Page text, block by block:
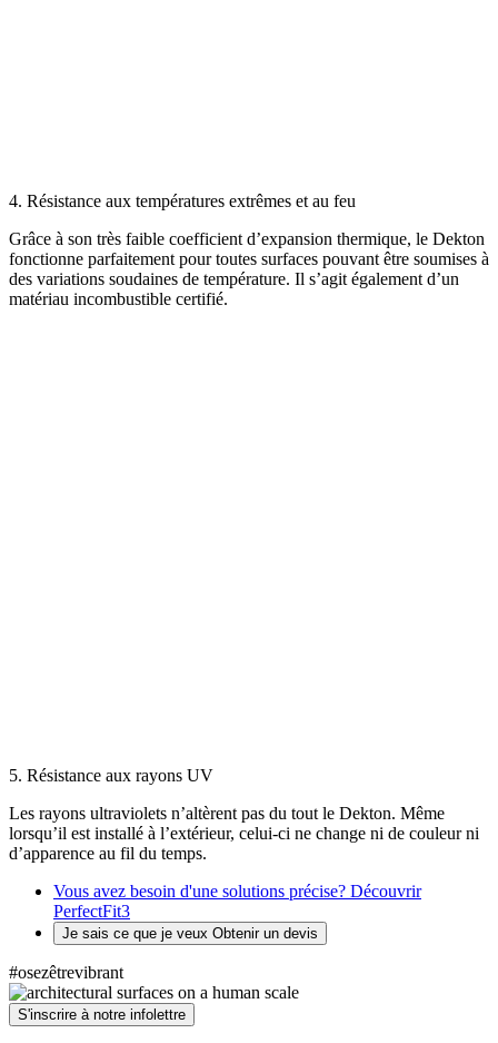
4. Résistance aux températures extrêmes et au feu
Grâce à son très faible coefficient d’expansion thermique, le Dekton
fonctionne parfaitement pour toutes surfaces pouvant être soumises à
des variations soudaines de température. Il s’agit également d’un
matériau incombustible certifié.
5. Résistance aux rayons UV
Les rayons ultraviolets n’altèrent pas du tout le Dekton. Même
lorsqu’il est installé à l’extérieur, celui-ci ne change ni de couleur ni
d’apparence au fil du temps.
Vous avez besoin d'une solutions précise? Découvrir
PerfectFit3
Je sais ce que je veux Obtenir un devis
#osezêtrevibrant
S'inscrire à notre infolettre